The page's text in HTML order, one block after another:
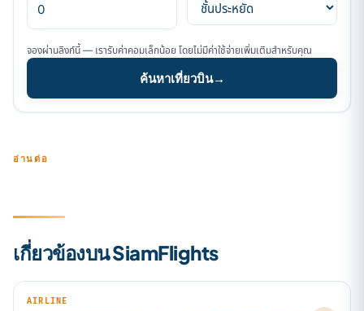
จองผ่านลิงก์นี้ — เรารับค่าคอมเล็กน้อย โดยไม่มีค่าใช้จ่ายเพิ่มเติมสำหรับคุณ
ค้นหาเที่ยวบิน→
อ่านต่อ
เกี่ยวข้องบน SiamFlights
AIRLINE